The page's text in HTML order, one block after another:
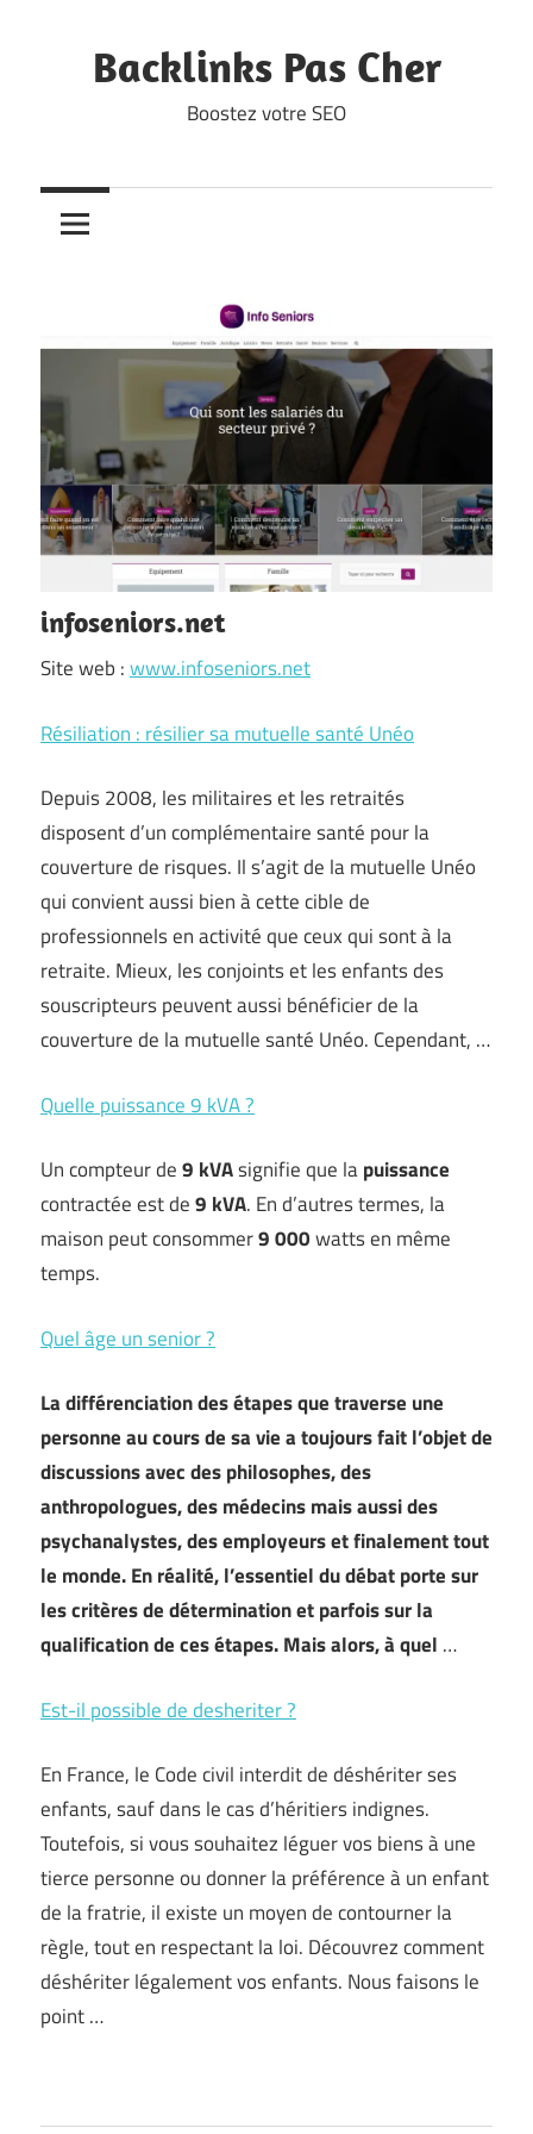
contentBacklinks Pas Cher
Boostez votre SEO
infoseniors.net
Site web :www.infoseniors.net
Résiliation : résilier sa mutuelle santé Unéo
Depuis 2008, les militaires et les retraités
disposent d’un complémentaire santé pour la
couverture de risques. Il s’agit de la mutuelle Unéo
qui convient aussi bien à cette cible de
professionnels en activité que ceux qui sont à la
retraite. Mieux, les conjoints et les enfants des
souscripteurs peuvent aussi bénéficier de la
couverture de la mutuelle santé Unéo. Cependant, …
Quelle puissance 9 kVA ?
Un compteur de9 kVAsignifie que lapuissance
contractée est de9 kVA. En d’autres termes, la
maison peut consommer9 000watts en même
temps.
Quel âge un senior ?
La différenciation des étapes que traverse une
personne au cours de sa vie a toujours fait l’objet de
discussions avec des philosophes, des
anthropologues, des médecins mais aussi des
psychanalystes, des employeurs et finalement tout
le monde. En réalité, l’essentiel du débat porte sur
les critères de détermination et parfois sur la
qualification de ces étapes. Mais alors, à quel …
Est-il possible de desheriter ?
En France, le Code civil interdit de déshériter ses
enfants, sauf dans le cas d’héritiers indignes.
Toutefois, si vous souhaitez léguer vos biens à une
tierce personne ou donner la préférence à un enfant
de la fratrie, il existe un moyen de contourner la
règle, tout en respectant la loi. Découvrez comment
déshériter légalement vos enfants. Nous faisons le
point …